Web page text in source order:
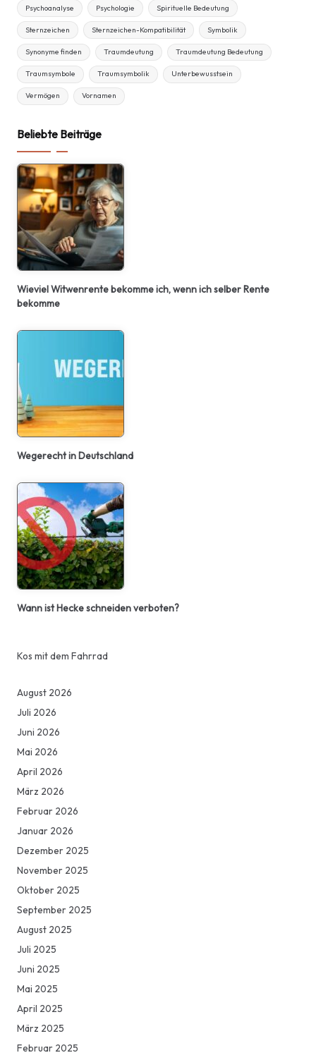
Psychoanalyse Psychologie Spirituelle Bedeutung
Sternzeichen Sternzeichen-Kompatibilität Symbolik
Synonyme finden Traumdeutung Traumdeutung Bedeutung
Traumsymbole Traumsymbolik Unterbewusstsein
Vermögen Vornamen
Beliebte Beiträge
Wieviel Witwenrente bekomme ich, wenn ich selber Rente
bekomme
Wegerecht in Deutschland
Wann ist Hecke schneiden verboten?
Kos mit dem Fahrrad
August 2026
Juli 2026
Juni 2026
Mai 2026
April 2026
März 2026
Februar 2026
Januar 2026
Dezember 2025
November 2025
Oktober 2025
September 2025
August 2025
Juli 2025
Juni 2025
Mai 2025
April 2025
März 2025
Februar 2025